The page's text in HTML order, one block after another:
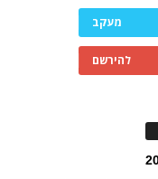
מעקב
להירשם